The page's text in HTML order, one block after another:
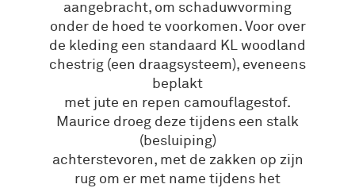
aangebracht, om schaduwvorming
onder de hoed te voorkomen. Voor over
de kleding een standaard KL woodland
chestrig (een draagsysteem), eveneens
beplakt
met jute en repen camouflagestof.
Maurice droeg deze tijdens een stalk
(besluiping)
achterstevoren, met de zakken op zijn
rug om er met name tijdens het